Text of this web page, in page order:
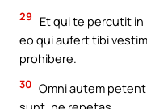
29
Et qui te percutit in
eo qui aufert tibi
prohibere.
30 Omni autem